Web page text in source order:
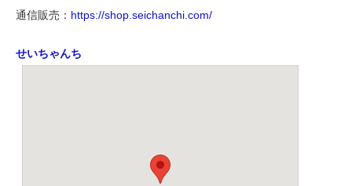
通信販売： https://shop.seichanchi.com/
せいちゃんち